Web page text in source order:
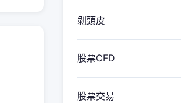
剝頭皮
股票CFD
股票交易